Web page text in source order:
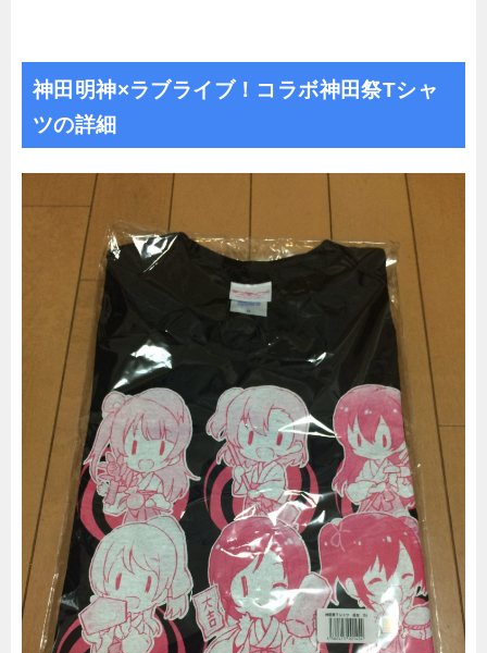
神田明神×ラブライブ！コラボ神田祭Tシャ
ツの詳細